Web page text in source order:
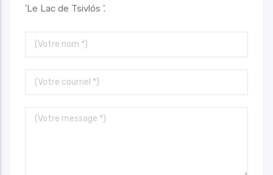
'Le Lac de Tsivlós '.
Votre
nom
Votre
courriel
Votre